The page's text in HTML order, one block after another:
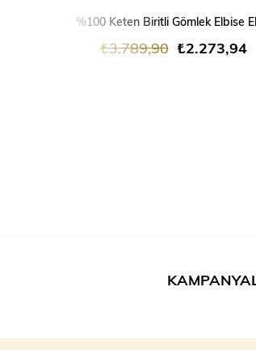
%100 Keten Biritli Gömlek Elbise
₺2.273,94
₺3.789,90